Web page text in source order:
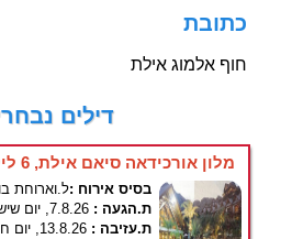
כתובת
חוף אלמוג אילת
דילים
מלון אורכידאה סיאם אילת, 6 לילות ,סופ"ש
בסיס אירוח :ל.וארוחת
ת.הגעה : 7.8.26, יום שישי
ת.עזיבה : 13.8.26, יום חמישי